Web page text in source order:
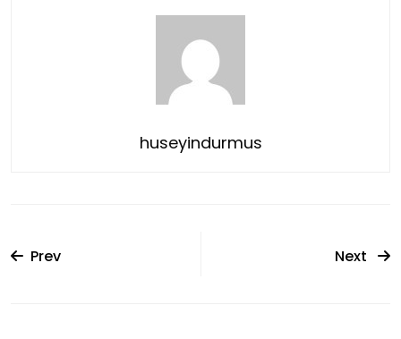
huseyindurmus
Prev Next